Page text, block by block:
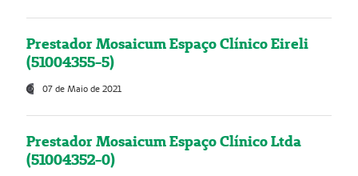
Prestador Mosaicum Espaço Clínico Eireli
(51004355-5)
07 de Maio de 2021
Prestador Mosaicum Espaço Clínico Ltda
(51004352-0)